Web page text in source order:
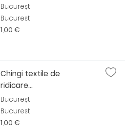
București
Bucuresti
1,00 €
Chingi textile de
ridicare...
București
Bucuresti
1,00 €